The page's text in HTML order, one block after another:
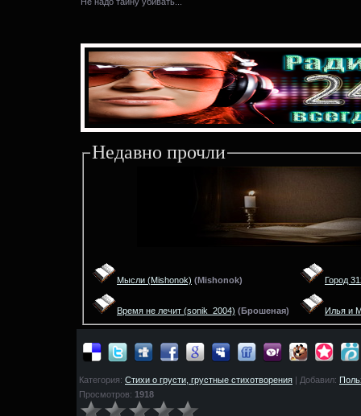
Недавно прочли
Мысли (Mishonok) (Mishonok) Город
Время не лечит (sonik_2004) (Брошеная) Илья и
Категория: Стихи о грусти, грустные стихотворения | Добавил:
Просмотров: 1918